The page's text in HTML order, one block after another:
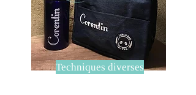
Techniques diverses